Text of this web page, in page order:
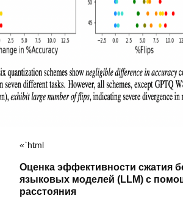
«`html
Оценка эффективности сжатия
языковых моделей (LLM) с
расстояния